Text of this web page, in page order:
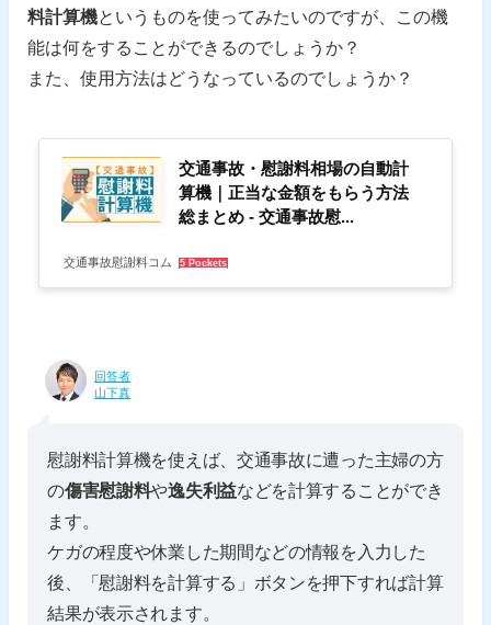
料計算機というものを使ってみたいのですが、この機
能は何をすることができるのでしょうか？
また、使用方法はどうなっているのでしょうか？
交通事故・慰謝料相場の自動計
算機｜正当な金額をもらう方法
総まとめ - 交通事故慰...
交通事故慰謝料コム 5 Pockets
回答者
山下真
慰謝料計算機を使えば、交通事故に遭った主婦の方
の傷害慰謝料や逸失利益などを計算することができ
ます。
ケガの程度や休業した期間などの情報を入力した
後、「慰謝料を計算する」ボタンを押下すれば計算
結果が表示されます。